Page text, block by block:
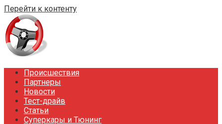
Перейти к контенту
Происшествия
Партнеры
Новости
Тест-драйв
Статьи
Суперкары и Тюнинг